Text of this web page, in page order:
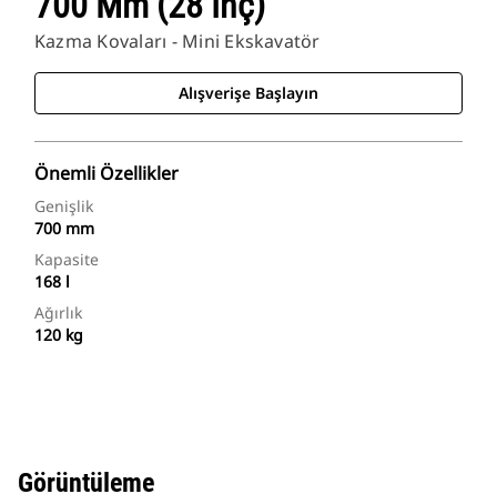
Kazma Kovaları - Mini Ekskavatör
Alışverişe Başlayın
Önemli Özellikler
Genişlik
700 mm
Kapasite
168 l
Ağırlık
120 kg
Görüntüleme